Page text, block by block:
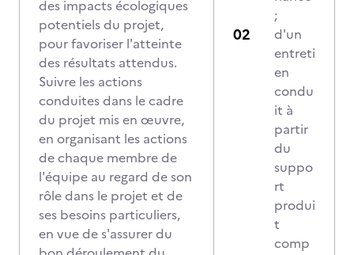
des impacts écologiques
potentiels du projet,
pour favoriser l'atteinte
des résultats attendus.
Suivre les actions
conduites dans le cadre
du projet mis en œuvre,
en organisant les actions
de chaque membre de
l'équipe au regard de son
rôle dans le projet et de
ses besoins particuliers,
en vue de s'assurer du
;
d'un
entreti
en
condu
it à
partir
du
suppo
rt
produi
t
comp